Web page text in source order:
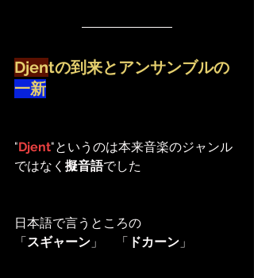
Djentの到来とアンサンブルの
一新
"Djent"というのは本来音楽のジャンル
ではなく 擬音語でした
日本語で言うところの
「スギャーン 」　「 ドカーン 」